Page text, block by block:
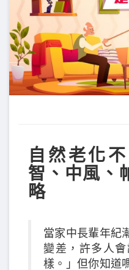
自然老化
智、中風、
略
當家中長輩年紀
變差，許多人
樣。」但你知道